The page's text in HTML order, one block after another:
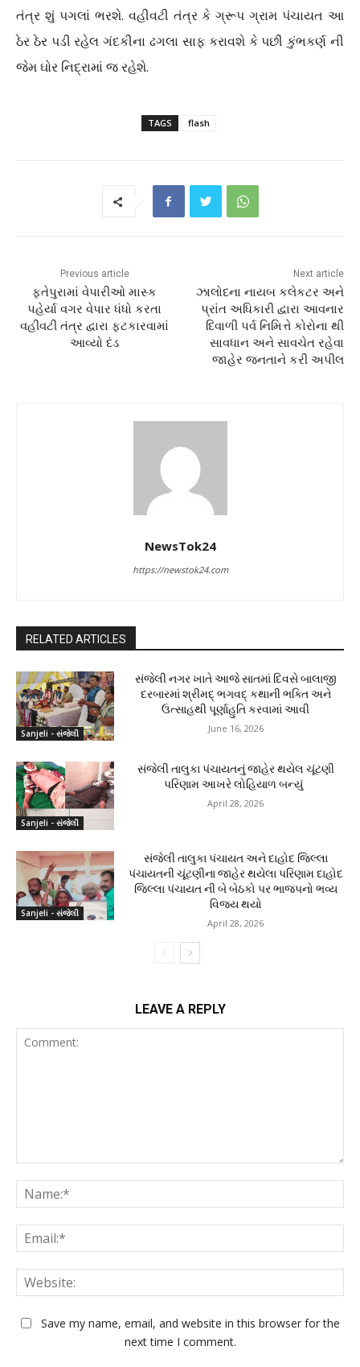
તંત્ર શું પગલાં ભરશે. વહીવટી તંત્ર કે ગ્રૂપ ગ્રામ પંચાયત આ
ઠેર ઠેર પડી રહેલ ગંદકીના ઢગલા સાફ કરાવશે કે પછી કુંભકર્ણ ની
જેમ ઘોર નિદ્રામાં જ રહેશે.
TAGS flash
Previous article
ફતેપુરામાં વેપારીઓ માસ્ક
પહેર્યા વગર વેપાર ધંધો કરતા
વહીવટી તંત્ર દ્વારા ફટકારવામાં
આવ્યો દંડ
Next article
ઝાલોદના નાયબ કલેકટર અને
પ્રાંત અધિકારી દ્વારા આવનાર
દિવાળી પર્વ નિમિત્તે કોરોના થી
સાવધાન અને સાવચેત રહેવા
જાહેર જનતાને કરી અપીલ
NewsTok24
https://newstok24.com
RELATED ARTICLES
Sanjeli - સંજેલી
સંજેલી નગર ખાતે આજે સાતમાં દિવસે બાલાજી
દરબારમાં શ્રીમદ્ ભગવદ્ કથાની ભક્તિ અને
ઉત્સાહથી પૂર્ણાહુતિ કરવામાં આવી
June 16, 2026
Sanjeli - સંજેલી
સંજેલી તાલુકા પંચાયતનું જાહેર થયેલ ચૂંટણી
પરિણામ આખરે લોહિયાળ બન્યું
April 28, 2026
Sanjeli - સંજેલી
સંજેલી તાલુકા પંચાયત અને દાહોદ જિલ્લા
પંચાયતની ચૂંટણીના જાહેર થયેલા પરિણામ દાહોદ
જિલ્લા પંચાયત ની બે બેઠકો પર ભાજપનો ભવ્ય
વિજય થયો
April 28, 2026
LEAVE A REPLY
Save my name, email, and website in this browser for the
next time I comment.